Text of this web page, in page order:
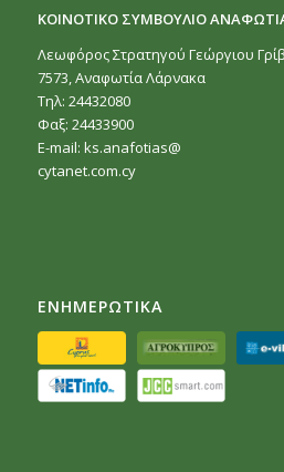
ΚΟΙΝΟΤΙΚΟ ΣΥΜΒΟΥΛΙΟ
Λεωφόρος Στρατηγού Γεώργιου
7573, Αναφωτία Λάρνακα
Τηλ: 24432080
Φαξ: 24433900
E-mail: ks.anafotias@
cytanet.com.cy
ΕΝΗΜΕΡΩΤΙΚΑ